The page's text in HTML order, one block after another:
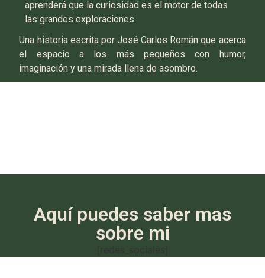
aprenderá que la curiosidad es el motor de todas
las grandes exploraciones.
Una historia escrita por José Carlos Román que acerca
el espacio a los más pequeños con humor,
imaginación y una mirada llena de asombro.
Aquí puedes saber mas
sobre mi